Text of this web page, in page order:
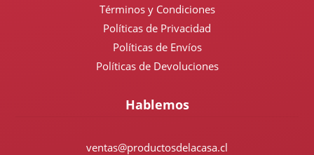
Términos y Condiciones
Políticas de Privacidad
Políticas de Envíos
Políticas de Devoluciones
Hablemos
ventas@productosdelacasa.cl